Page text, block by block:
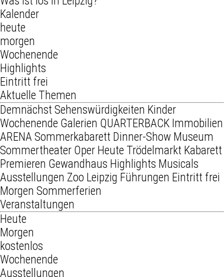
Kalender
heute
morgen
Wochenende
Highlights
Eintritt frei
Aktuelle Themen
Demnächst Sehenswürdigkeiten Kinder
Wochenende Galerien QUARTERBACK Immobilien
ARENA Sommerkabarett Dinner-Show Museum
Sommertheater Oper Heute Trödelmarkt Kabarett
Premieren Gewandhaus Highlights Musicals
Ausstellungen Zoo Leipzig Führungen Eintritt frei
Morgen Sommerferien
Veranstaltungen
Heute
Morgen
kostenlos
Wochenende
Ausstellungen